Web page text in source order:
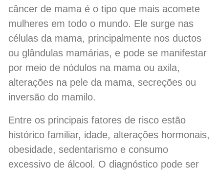
câncer de mama é o tipo que mais acomete
mulheres em todo o mundo. Ele surge nas
células da mama, principalmente nos ductos
ou glândulas mamárias, e pode se manifestar
por meio de nódulos na mama ou axila,
alterações na pele da mama, secreções ou
inversão do mamilo.
Entre os principais fatores de risco estão
histórico familiar, idade, alterações hormonais,
obesidade, sedentarismo e consumo
excessivo de álcool. O diagnóstico pode ser